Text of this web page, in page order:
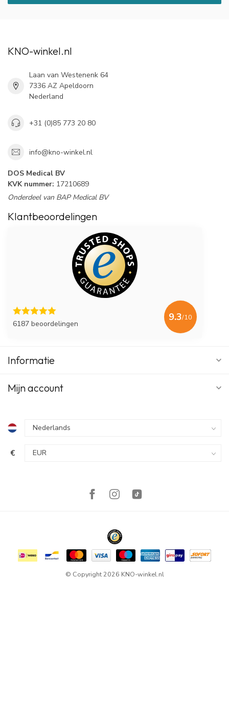
KNO-winkel.nl
Laan van Westenenk 64
7336 AZ Apeldoorn
Nederland
+31 (0)85 773 20 80
info@kno-winkel.nl
DOS Medical BV
KVK nummer: 17210689
Onderdeel van BAP Medical BV
Klantbeoordelingen
6187 beoordelingen
9.3/10
Informatie
Mijn account
€
© Copyright 2026 KNO-winkel.nl